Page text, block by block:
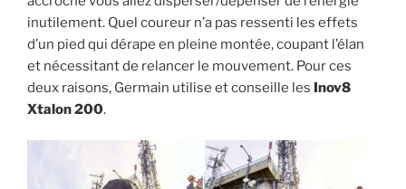
inutilement. Quel coureur n’a pas ressenti les effets
d’un pied qui dérape en pleine montée, coupant l’élan
et nécessitant de relancer le mouvement. Pour ces
deux raisons, Germain utilise et conseille les Inov8
Xtalon 200.